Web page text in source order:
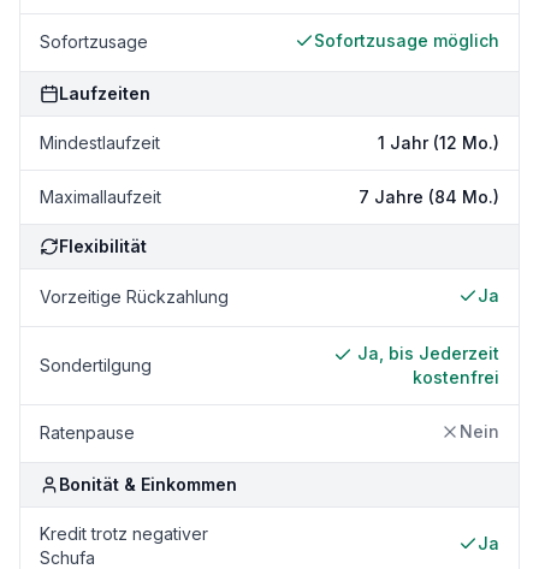
Sofortzusage Sofortzusage möglich
Laufzeiten
Mindestlaufzeit 1 Jahr (12 Mo.)
Maximallaufzeit 7 Jahre (84 Mo.)
Flexibilität
Vorzeitige Rückzahlung Ja
Sondertilgung
Ja, bis Jederzeit
kostenfrei
Ratenpause Nein
Bonität & Einkommen
Kredit trotz negativer
Schufa
Ja